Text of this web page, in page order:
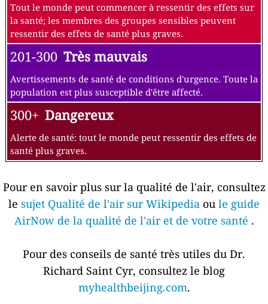
Tout le monde peut commencer à ressentir des effets sur
la santé; les membres des groupes sensibles peuvent
ressentir des effets de santé plus graves.
201-300 Très mauvais
Avertissements de santé de conditions d'urgence. Toute la
population est plus susceptible d'être affecté.
300+ Dangereux
Alerte de santé: tout le monde peut ressentir des effets de
santé plus graves.
Pour en savoir plus sur la qualité de l'air, consultez
le sujet Qualité de l'air sur Wikipedia ou le guide
AirNow de la qualité de l'air et de votre santé .
Pour des conseils de santé très utiles du Dr.
Richard Saint Cyr, consultez le blog
myhealthbeijing.com.